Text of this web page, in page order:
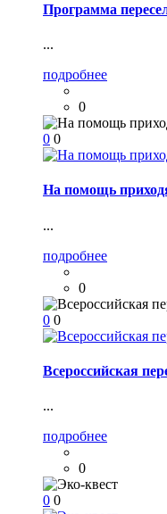
Программа
...
подробнее
0
0 0
На помощь
...
подробнее
0
0 0
Всероссийская
...
подробнее
0
0 0